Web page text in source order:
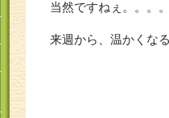
当然ですねぇ。。。
来週から、温かくな